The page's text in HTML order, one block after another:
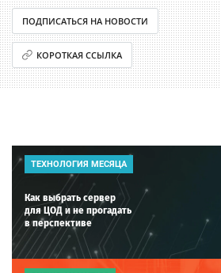
ПОДПИСАТЬСЯ НА НОВОСТИ
КОРОТКАЯ ССЫЛКА
ТЕХНОЛОГИЯ МЕСЯЦА
Как выбрать сервер
для ЦОД и не прогадать
в перспективе